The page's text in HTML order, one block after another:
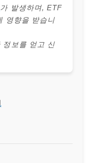
가 발생하며, ETF
영향을 받습니
정보를 얻고 신